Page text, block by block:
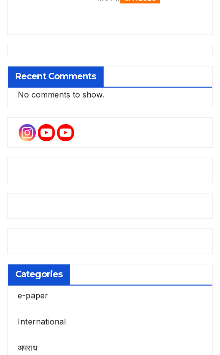
Recent Comments
No comments to show.
Categories
e-paper
International
अपराध